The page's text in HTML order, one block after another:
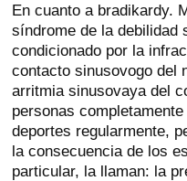
En cuanto a bradikardy.
síndrome de la debilidad
condicionado por la
contacto sinusovogo del
arritmia sinusovaya del
personas
deportes regularmente,
la consecuencia de los
particular, la llaman: la